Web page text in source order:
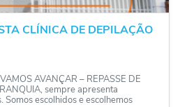
CLÍNICA DE DEPILAÇÃO
AVANÇAR – REPASSE DE
sempre apresenta
escolhidos e escolhemos